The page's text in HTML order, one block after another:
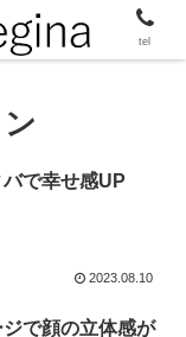
で幸せ感UP
2023.08.10
で顔の立体感が
tel